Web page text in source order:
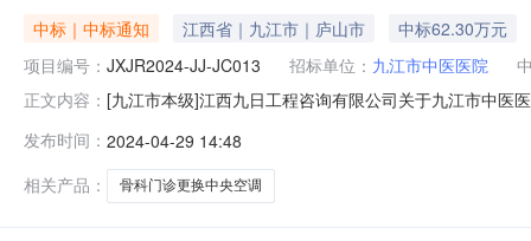
中标｜中标通知 江西省｜九江市｜庐山市
中标62.30万元
项目编号： JXJR2024-JJ-JC013 招标单位： 九江市中医医院
正文内容： [九江市本级]江西九日工程咨询有限公司关于九江市中医
医医院骨科门诊更换中央空调采购项目三、中标（成交
发布时间： 2024-04-29 14:48
相关产品：
骨科门诊更换中央空调